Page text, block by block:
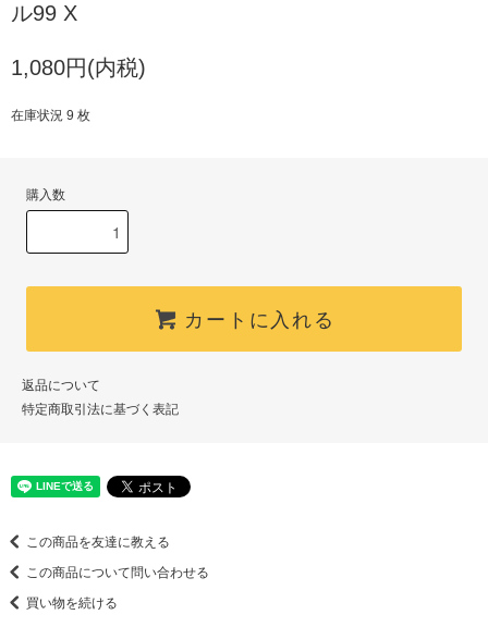
ル99 X
1,080円(内税)
在庫状況 9 枚
購入数
カートに入れる
返品について
特定商取引法に基づく表記
この商品を友達に教える
この商品について問い合わせる
買い物を続ける